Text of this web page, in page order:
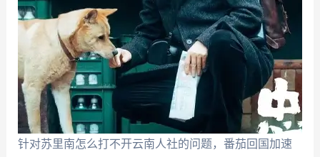
针对苏里南怎么打不开云南人社的问题，番茄回国加速